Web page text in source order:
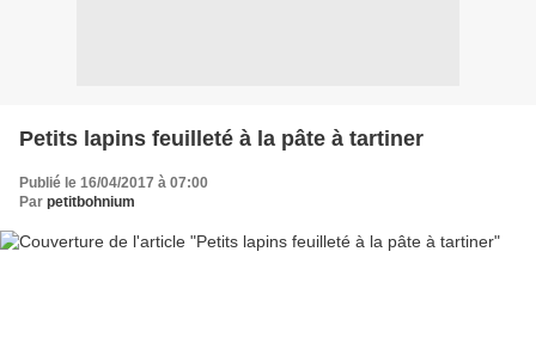
Petits lapins feuilleté à la pâte à tartiner
Publié le 16/04/2017 à 07:00
Par petitbohnium